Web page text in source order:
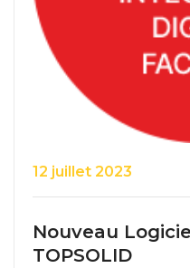
12 juillet 2023
Nouveau
TOPSOLID